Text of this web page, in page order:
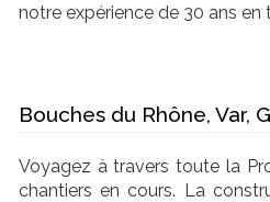
notre expérience de 30 ans
Bouches du Rhône, Var,
Voyagez à travers toute la
chantiers en cours. La